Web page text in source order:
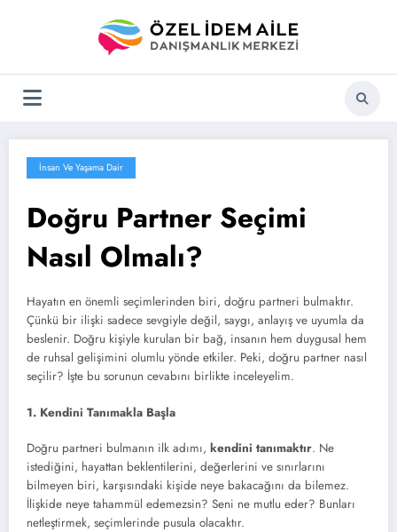
İnsan Ve Yaşama Dair
Doğru Partner Seçimi
Nasıl Olmalı?
Hayatın en önemli seçimlerinden biri, doğru partneri bulmaktır.
Çünkü bir ilişki sadece sevgiyle değil, saygı, anlayış ve uyumla da
beslenir. Doğru kişiyle kurulan bir bağ, insanın hem duygusal hem
de ruhsal gelişimini olumlu yönde etkiler. Peki, doğru partner nasıl
seçilir? İşte bu sorunun cevabını birlikte inceleyelim.
1. Kendini Tanımakla Başla
Doğru partneri bulmanın ilk adımı, kendini tanımaktır. Ne
istediğini, hayattan beklentilerini, değerlerini ve sınırlarını
bilmeyen biri, karşısındaki kişide neye bakacağını da bilemez.
İlişkide neye tahammül edemezsin? Seni ne mutlu eder? Bunları
netleştirmek, seçimlerinde pusula olacaktır.